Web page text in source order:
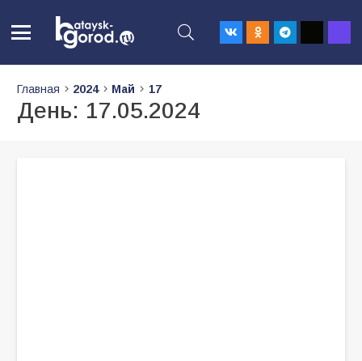
Главная 2024 Май 17
День: 17.05.2024